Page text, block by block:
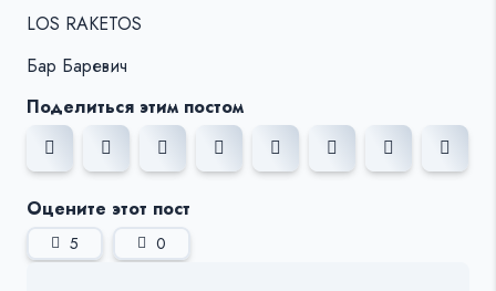
LOS RAKETOS
Бар Баревич
Поделиться этим постом
Оцените этот пост
5 0